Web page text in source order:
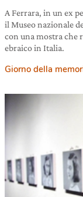
A Ferrara, in un ex
il Museo nazionale
con una mostra che
ebraico in Italia.
Giorno della